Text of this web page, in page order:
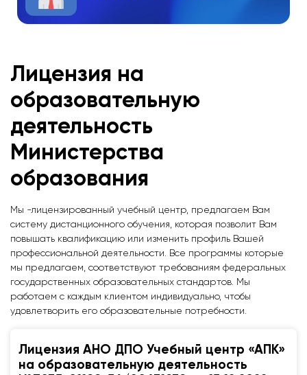
Лицензия на
образовательную
деятельность
Министерства
образования
Мы -лицензированный учебный центр, предлагаем Вам
систему дистанционного обучения, которая позволит Вам
повышать квалификацию или изменить профиль Вашей
профессиональной деятельности. Все программы которые
мы предлагаем, соответствуют требованиям федеральных
государственных образовательных стандартов. Мы
работаем с каждым клиентом индивидуально, чтобы
удовлетворить его образовательные потребности.
Лицензия АНО ДПО Учебный центр «АПК»
на образовательную деятельность